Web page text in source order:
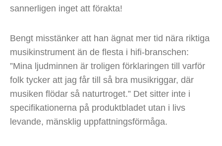
sannerligen inget att förakta!
Bengt misstänker att han ägnat mer tid nära riktiga
musikinstrument än de flesta i hifi-branschen:
”Mina ljudminnen är troligen förklaringen till varför
folk tycker att jag får till så bra musikriggar, där
musiken flödar så naturtroget.” Det sitter inte i
specifikationerna på produktbladet utan i livs
levande, mänsklig uppfattningsförmåga.